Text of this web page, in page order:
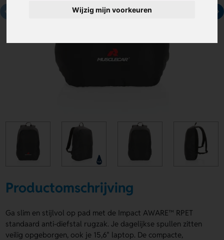
Wijzig mijn voorkeuren
Productomschrijving
Ga slim en stijlvol op pad met de Impact AWARE™ RPET
standaard anti-diefstal rugzak. Je dagelijkse spullen zitten
veilig opgeborgen, ook je 15,6" laptop. De compacte,